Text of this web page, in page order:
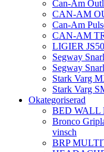
Can-Am
CAN-AM
Can-Am
CAN-AM
LIGIER
Segway
Segway
Stark Varg
Stark Varg
Okategoriserad
BED WALL
Bronco
vinsch
BRP